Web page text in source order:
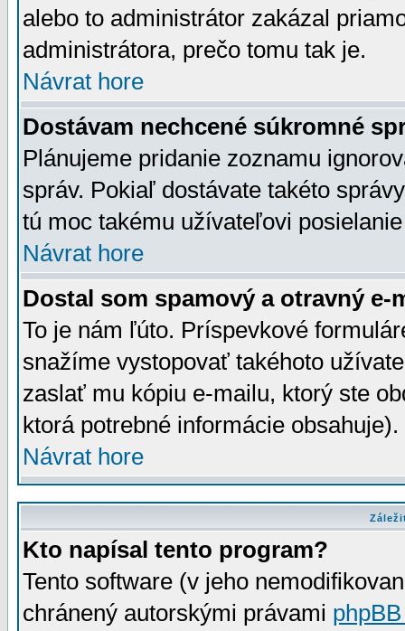
alebo to administrátor zakázal
administrátora, prečo tomu tak je.
Návrat hore
Dostávam nechcené súkromné
Plánujeme pridanie zoznamu
správ. Pokiaľ dostávate takéto
tú moc takému užívateľovi
Návrat hore
Dostal som spamový a otravný e-
To je nám ľúto. Príspevkové
snažíme vystopovať takéhoto
zaslať mu kópiu e-mailu, ktorý ste
ktorá potrebné informácie
Návrat hore
Kto napísal tento program?
Tento software (v jeho
chránený autorskými právami